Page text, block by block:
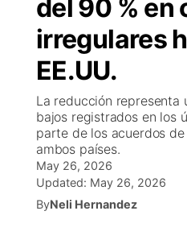
EEUU
Tiroteos
México
Internacional
Conflicto Rusia
Deportes
Telemundo Noticias
Concursos
Reglas de Concursos
Tu Canal
Programcion
Veo Telemundo
El Tiempo
Cancelaciones
Contacto
Region: Central
del 90 % en
irregulares
EE.UU.
La reducción representa
bajos registrados en los
parte de los acuerdos
ambos países.
May 26, 2026
Updated: May 26, 2026
ByNeli Hernandez